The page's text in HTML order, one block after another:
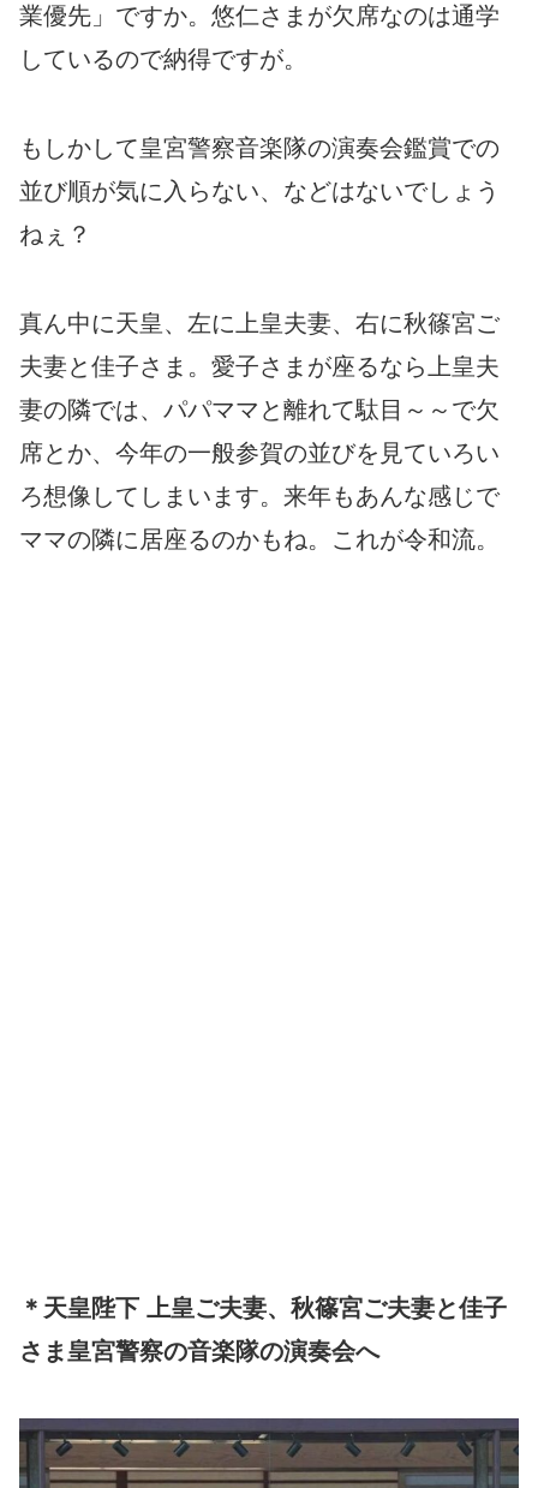
業優先」ですか。悠仁さまが欠席なのは通学
しているので納得ですが。
もしかして皇宮警察音楽隊の演奏会鑑賞での
並び順が気に入らない、などはないでしょう
ねぇ？
真ん中に天皇、左に上皇夫妻、右に秋篠宮ご
夫妻と佳子さま。愛子さまが座るなら上皇夫
妻の隣では、パパママと離れて駄目～～で欠
席とか、今年の一般参賀の並びを見ていろい
ろ想像してしまいます。来年もあんな感じで
ママの隣に居座るのかもね。これが令和流。
＊天皇陛下 上皇ご夫妻、秋篠宮ご夫妻と佳子
さま皇宮警察の音楽隊の演奏会へ